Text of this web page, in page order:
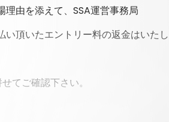
由を添えて、SSA運営事務局
頂いたエントリー料の返金はいたし
てご確認下さい。